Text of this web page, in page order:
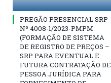
PREGÃO PRESENCIAL SRP
Nº 4008-1/2023-PMPM
(FORMAÇÃO DE SISTEMA
DE REGISTRO DE PREÇOS –
SRP PARA EVENTUAL E
FUTURA CONTRATAÇÃO DE
PESSOA JURÍDICA PARA